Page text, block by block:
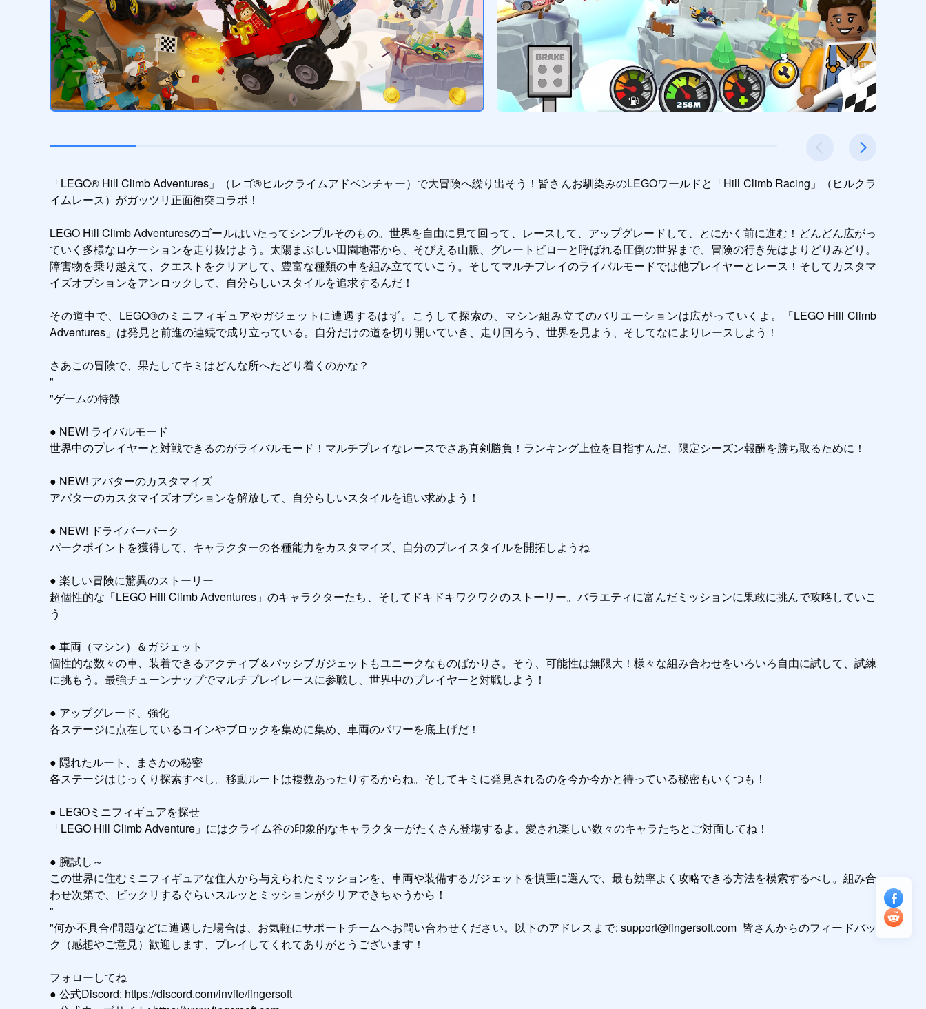
「LEGO® Hill Climb Adventures」（レゴ®ヒルクライムアドベンチャー）で大冒険へ繰り出そう！皆さんお馴染みのLEGOワールドと「Hill Climb Racing」（ヒルクラ
イムレース）がガッツリ正面衝突コラボ！
LEGO Hill Climb Adventuresのゴールはいたってシンプルそのもの。世界を自由に見て回って、レースして、アップグレードして、とにかく前に進む！どんどん広がっ
ていく多様なロケーションを走り抜けよう。太陽まぶしい田園地帯から、そびえる山脈、グレートビローと呼ばれる圧倒の世界まで、冒険の行き先はよりどりみどり。
障害物を乗り越えて、クエストをクリアして、豊富な種類の車を組み立てていこう。そしてマルチプレイのライバルモードでは他プレイヤーとレース！そしてカスタマ
イズオプションをアンロックして、自分らしいスタイルを追求するんだ！
その道中で、LEGO®のミニフィギュアやガジェットに遭遇するはず。こうして探索の、マシン組み立てのバリエーションは広がっていくよ。「LEGO Hill Climb
Adventures」は発見と前進の連続で成り立っている。自分だけの道を切り開いていき、走り回ろう、世界を見よう、そしてなによりレースしよう！
さあこの冒険で、果たしてキミはどんな所へたどり着くのかな？
"
"ゲームの特徴
● NEW! ライバルモード
世界中のプレイヤーと対戦できるのがライバルモード！マルチプレイなレースでさあ真剣勝負！ランキング上位を目指すんだ、限定シーズン報酬を勝ち取るために！
● NEW! アバターのカスタマイズ
アバターのカスタマイズオプションを解放して、自分らしいスタイルを追い求めよう！
● NEW! ドライバーパーク
パークポイントを獲得して、キャラクターの各種能力をカスタマイズ、自分のプレイスタイルを開拓しようね
● 楽しい冒険に驚異のストーリー
超個性的な「LEGO Hill Climb Adventures」のキャラクターたち、そしてドキドキワクワクのストーリー。バラエティに富んだミッションに果敢に挑んで攻略していこ
う
● 車両（マシン）＆ガジェット
個性的な数々の車、装着できるアクティブ＆パッシブガジェットもユニークなものばかりさ。そう、可能性は無限大！様々な組み合わせをいろいろ自由に試して、試練
に挑もう。最強チューンナップでマルチプレイレースに参戦し、世界中のプレイヤーと対戦しよう！
● アップグレード、強化
各ステージに点在しているコインやブロックを集めに集め、車両のパワーを底上げだ！
● 隠れたルート、まさかの秘密
各ステージはじっくり探索すべし。移動ルートは複数あったりするからね。そしてキミに発見されるのを今か今かと待っている秘密もいくつも！
● LEGOミニフィギュアを探せ
「LEGO Hill Climb Adventure」にはクライム谷の印象的なキャラクターがたくさん登場するよ。愛され楽しい数々のキャラたちとご対面してね！
● 腕試し～
この世界に住むミニフィギュアな住人から与えられたミッションを、車両や装備するガジェットを慎重に選んで、最も効率よく攻略できる方法を模索するべし。組み合
わせ次第で、ビックリするぐらいスルッとミッションがクリアできちゃうから！
"
"何か不具合/問題などに遭遇した場合は、お気軽にサポートチームへお問い合わせください。以下のアドレスまで: support@fingersoft.com  皆さんからのフィードバッ
ク（感想やご意見）歓迎します、プレイしてくれてありがとうございます！
フォローしてね
● 公式Discord: https://discord.com/invite/fingersoft